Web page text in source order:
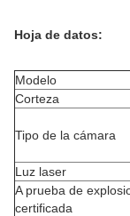
Hoja de datos:
Modelo
Corteza
Tipo de la cámara
Luz laser
A prueba de
certificada